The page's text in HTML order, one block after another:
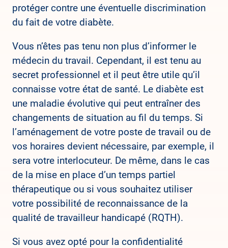
protéger contre une éventuelle discrimination
du fait de votre diabète.
Vous n’êtes pas tenu non plus d’informer le
médecin du travail. Cependant, il est tenu au
secret professionnel et il peut être utile qu’il
connaisse votre état de santé. Le diabète est
une maladie évolutive qui peut entraîner des
changements de situation au fil du temps. Si
l’aménagement de votre poste de travail ou de
vos horaires devient nécessaire, par exemple, il
sera votre interlocuteur. De même, dans le cas
de la mise en place d’un temps partiel
thérapeutique ou si vous souhaitez utiliser
votre possibilité de reconnaissance de la
qualité de travailleur handicapé (RQTH).
Si vous avez opté pour la confidentialité